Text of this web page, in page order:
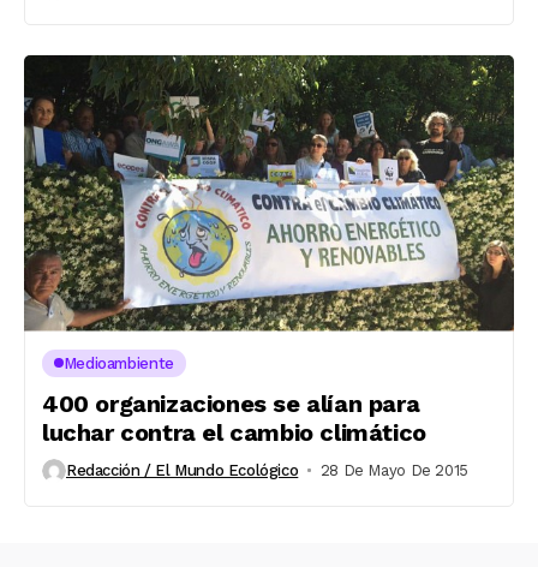
Medioambiente
400 organizaciones se alían para
luchar contra el cambio climático
Redacción / El Mundo Ecológico 28 De Mayo De 2015